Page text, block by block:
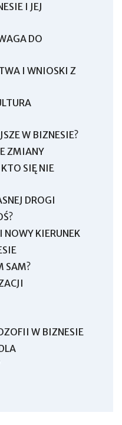
I JEJ
DO
I WNIOSKI Z
W BIZNESIE?
ZMIANY
SIĘ NIE
DROGI
NOWY KIERUNEK
SAM?
W BIZNESIE